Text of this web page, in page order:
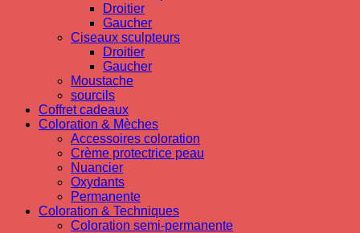
Droitier
Gaucher
Ciseaux sculpteurs
Droitier
Gaucher
Moustache
sourcils
Coffret cadeaux
Coloration & Mèches
Accessoires coloration
Crème protectrice peau
Nuancier
Oxydants
Permanente
Coloration & Techniques
Coloration semi-permanente